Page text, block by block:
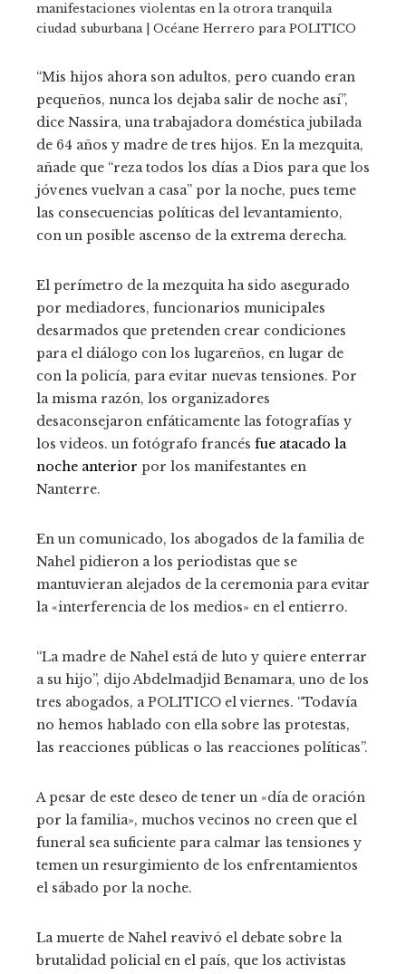
manifestaciones violentas en la otrora tranquila
ciudad suburbana | Océane Herrero para POLITICO
“Mis hijos ahora son adultos, pero cuando eran
pequeños, nunca los dejaba salir de noche así”,
dice Nassira, una trabajadora doméstica jubilada
de 64 años y madre de tres hijos. En la mezquita,
añade que “reza todos los días a Dios para que los
jóvenes vuelvan a casa” por la noche, pues teme
las consecuencias políticas del levantamiento,
con un posible ascenso de la extrema derecha.
El perímetro de la mezquita ha sido asegurado
por mediadores, funcionarios municipales
desarmados que pretenden crear condiciones
para el diálogo con los lugareños, en lugar de
con la policía, para evitar nuevas tensiones. Por
la misma razón, los organizadores
desaconsejaron enfáticamente las fotografías y
los videos. un fotógrafo francés fue atacado la
noche anterior por los manifestantes en
Nanterre.
En un comunicado, los abogados de la familia de
Nahel pidieron a los periodistas que se
mantuvieran alejados de la ceremonia para evitar
la «interferencia de los medios» en el entierro.
“La madre de Nahel está de luto y quiere enterrar
a su hijo”, dijo Abdelmadjid Benamara, uno de los
tres abogados, a POLITICO el viernes. “Todavía
no hemos hablado con ella sobre las protestas,
las reacciones públicas o las reacciones políticas”.
A pesar de este deseo de tener un «día de oración
por la familia», muchos vecinos no creen que el
funeral sea suficiente para calmar las tensiones y
temen un resurgimiento de los enfrentamientos
el sábado por la noche.
La muerte de Nahel reavivó el debate sobre la
brutalidad policial en el país, que los activistas